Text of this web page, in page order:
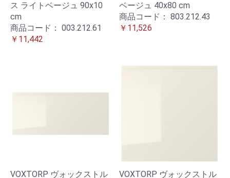
ス ライトベージュ 90x10
cm
商品コード： 003.212.61
￥11,442
ベージュ 40x80 cm
商品コード： 803.212.43
￥11,526
VOXTORP ヴォックストル
VOXTORP ヴォックストル